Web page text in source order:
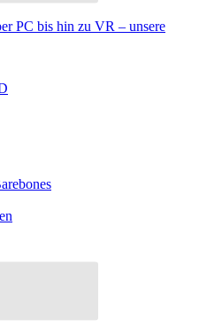
PC bis hin zu VR – unsere